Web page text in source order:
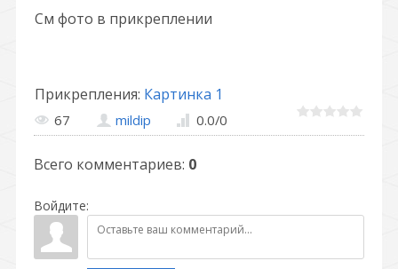
См фото в прикреплении
Прикрепления: Картинка 1
67 mildip 0.0/0
Всего комментариев: 0
Войдите: